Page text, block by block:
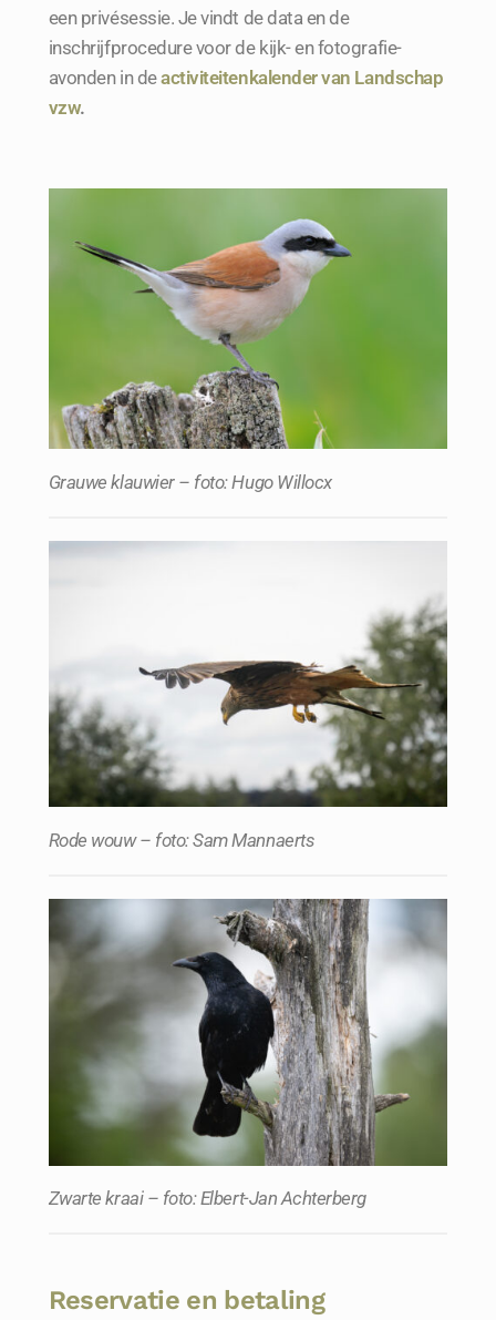
een privésessie. Je vindt de data en de
inschrijfprocedure voor de kijk- en fotografie-
avonden in deactiviteitenkalender van Landschap
vzw.
Grauwe klauwier – foto: Hugo Willocx
Rode wouw – foto: Sam Mannaerts
Zwarte kraai – foto: Elbert-Jan Achterberg
Reservatie en betaling